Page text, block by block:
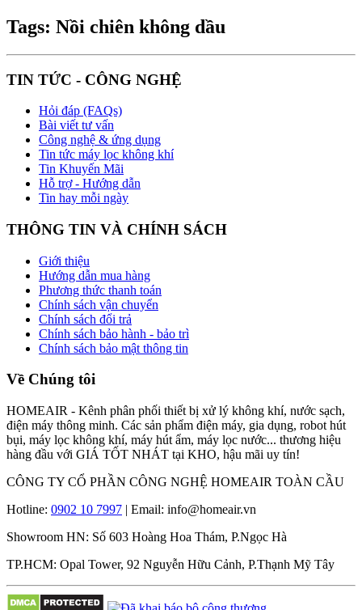
Tags: Nồi chiên không dầu
TIN TỨC - CÔNG NGHỆ
Hỏi đáp (FAQs)
Bài viết tư vấn
Công nghệ & ứng dụng
Tin tức máy lọc không khí
Tin Khuyến Mãi
Hỗ trợ - Hướng dẫn
Tin hay mỗi ngày
THÔNG TIN VÀ CHÍNH SÁCH
Giới thiệu
Hướng dẫn mua hàng
Phương thức thanh toán
Chính sách vận chuyển
Chính sách đổi trả
Chính sách bảo hành - bảo trì
Chính sách bảo mật thông tin
Về Chúng tôi
HOMEAIR - Kênh phân phối thiết bị xử lý không khí, nước sạch,
điện máy thông minh. Các sản phẩm điện máy, gia dụng, robot hút
bụi, máy lọc không khí, máy hút ẩm, máy lọc nước... thương hiệu
hàng đầu với GIÁ TỐT NHÁT tại KHO, hậu mãi uy tín!
CÔNG TY CỔ PHẦN CÔNG NGHỆ HOMEAIR TOÀN CẦU
Hotline: 0902 10 7997 | Email: info@homeair.vn
Showroom HN: Số 603 Hoàng Hoa Thám, P.Ngọc Hà
TP.HCM: Opal Tower, 92 Nguyễn Hữu Cảnh, P.Thạnh Mỹ Tây